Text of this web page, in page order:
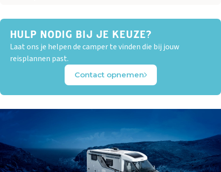
HULP NODIG BIJ JE KEUZE?
Laat ons je helpen de camper te vinden die bij jouw
reisplannen past.
Contact opnemen
OUD GASTEL
AdriaEribaHymer Knaus